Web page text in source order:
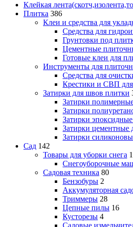
Клейкая
Плитка 386
Клеи и средства для
Средства для
Грунтовки под
Цементные
Готовые клеи для
Инструменты для
Средства для
Крестики и СВП
Затирки для швов плитки
Затирки
Затирки
Затирки
Затирки цементные
Затирки
Сад 142
Товары для уборки снега
Снегоуборочные
Садовая техника 80
Бензобуры 2
Аккумуляторная
Триммеры 28
Цепные пилы 16
Кусторезы 4
Садовые